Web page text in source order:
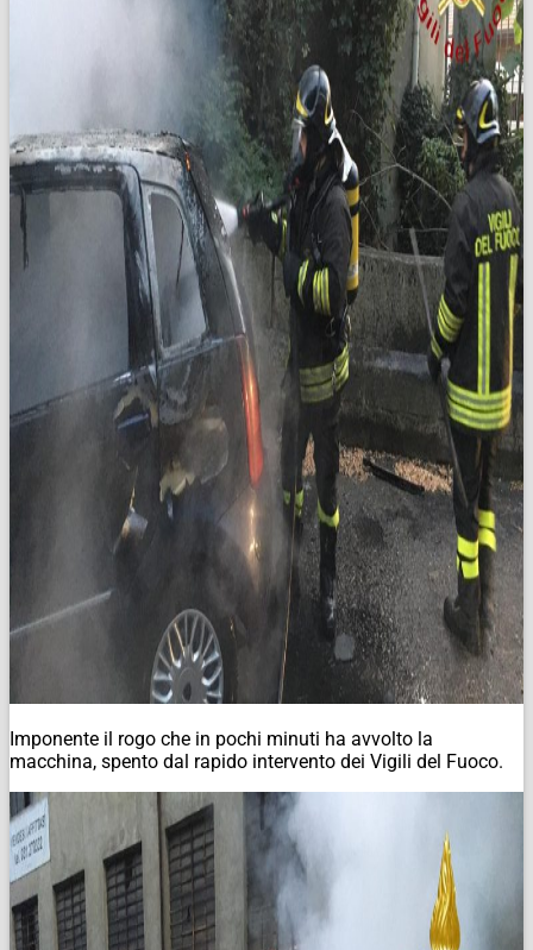
Imponente il rogo che in pochi minuti ha avvolto la
macchina, spento dal rapido intervento dei Vigili del Fuoco.